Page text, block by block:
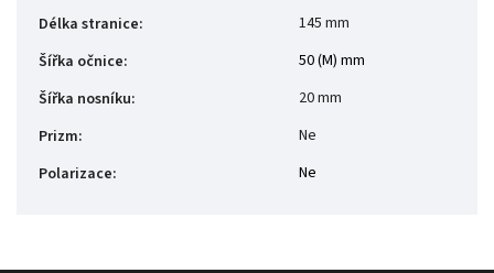
Délka stranice:
145 mm
Šířka očnice:
50 (M) mm
Šířka nosníku:
20 mm
Prizm:
Ne
Polarizace: Ne